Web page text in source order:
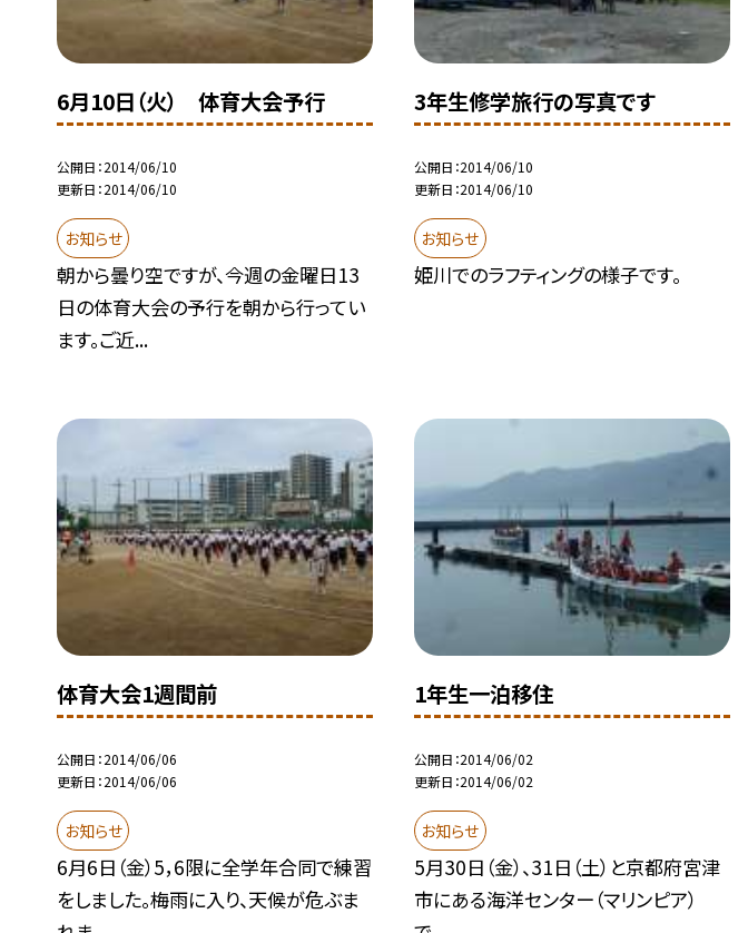
6月10日（火） 体育大会予行
公開日 2014/06/10
更新日 2014/06/10
お知らせ
朝から曇り空ですが、今週の金曜日13
日の体育大会の予行を朝から行ってい
ます。ご近...
3年生修学旅行の写真です
公開日 2014/06/10
更新日 2014/06/10
お知らせ
姫川でのラフティングの様子です。
体育大会1週間前
公開日 2014/06/06
更新日 2014/06/06
お知らせ
6月6日（金）5，6限に全学年合同で練習
をしました。梅雨に入り、天候が危ぶま
1年生一泊移住
公開日 2014/06/02
更新日 2014/06/02
お知らせ
5月30日（金）、31日（土）と京都府宮津
市にある海洋センター（マリンピア）